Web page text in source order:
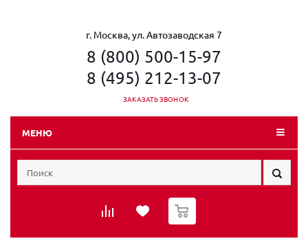
г. Москва, ул. Автозаводская 7
8 (800) 500-15-97
8 (495) 212-13-07
ЗАКАЗАТЬ ЗВОНОК
МЕНЮ
0